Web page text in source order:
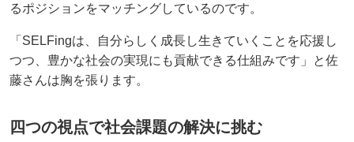
るポジションをマッチングしているのです。
「SELFingは、自分らしく成長し生きていくことを応援し
つつ、豊かな社会の実現にも貢献できる仕組みです」と佐
藤さんは胸を張ります。
四つの視点で社会課題の解決に挑む